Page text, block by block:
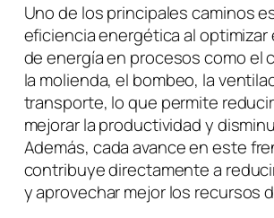
Uno de los principales caminos
eficiencia energética al optimizar
de energía en procesos como el
la molienda, el bombeo, la
transporte, lo que permite
mejorar la productividad y
Además, cada avance en este
contribuye directamente a
y aprovechar mejor los recursos